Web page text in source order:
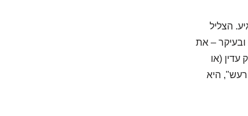
הצליל
ובעיקר – את
(או
היא